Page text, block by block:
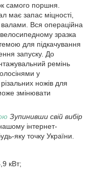
самого поршня.
має запас міцності,
Вся операційна
зразка
для підкачування
запуску. До
ремінь
у
ножів для
змінювати
Зупинивши свій вибір
інтернет-
яку точку України.
кВт;